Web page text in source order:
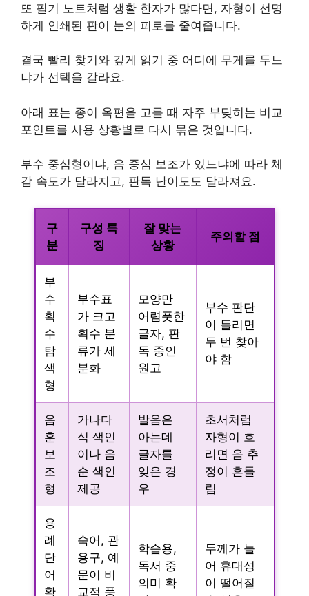
또 필기 노트처럼 생활 한자가 많다면, 자형이 선명
하게 인쇄된 판이 눈의 피로를 줄여줍니다.
결국 빨리 찾기와 깊게 읽기 중 어디에 무게를 두느
냐가 선택을 갈라요.
아래 표는 종이 옥편을 고를 때 자주 부딪히는 비교
포인트를 사용 상황별로 다시 묶은 것입니다.
부수 중심형이냐, 음 중심 보조가 있느냐에 따라 체
감 속도가 달라지고, 판독 난이도도 달라져요.
구
분
구성 특
징
잘 맞는
상황
주의할 점
부
수
획
수
탐
색
형
부수표
가 크고
획수 분
류가 세
분화
모양만
어렴풋한
글자, 판
독 중인
원고
부수 판단
이 틀리면
두 번 찾아
야 함
음
훈
보
조
형
가나다
식 색인
이나 음
순 색인
제공
발음은
아는데
글자를
잊은 경
우
초서처럼
자형이 흐
리면 음 추
정이 흔들
림
용
례
단
어
확
숙어, 관
용구, 예
문이 비
교적 풍
학습용,
독서 중
의미 확
두께가 늘
어 휴대성
이 떨어질